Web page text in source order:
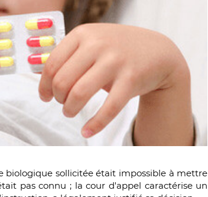
biologique sollicitée était impossible à mettre
pas connu ; la cour d'appel caractérise un